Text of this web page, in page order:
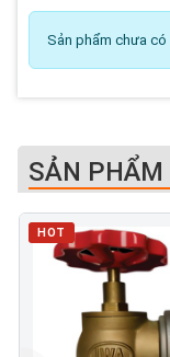
Sản phẩm chưa
SẢN PHẨM
HOT